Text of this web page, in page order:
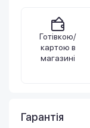
Готівкою/
картою в
магазині
Гарантія